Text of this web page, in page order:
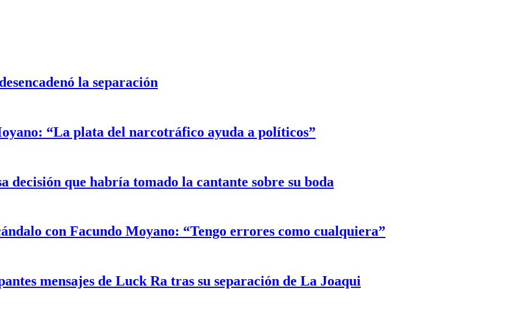
la separación
“La plata del narcotráfico ayuda a políticos”
decisión que habría tomado la cantante sobre su boda
con Facundo Moyano: “Tengo errores como cualquiera”
mensajes de Luck Ra tras su separación de La Joaqui